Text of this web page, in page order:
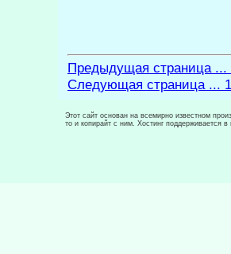
Предыдущая страница ...
Следующая страница ...
Этот сайт основан на всемирно известном
то и копирайт с ним. Хостинг поддерживается